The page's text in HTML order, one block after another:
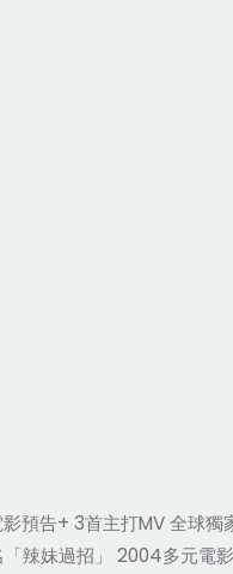
告+ 3首主打MV 全球
辣妹過招」 2004多元電